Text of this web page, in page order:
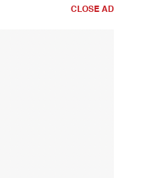
CLOSE AD